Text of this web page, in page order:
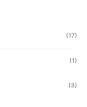
(17)
(1)
(3)